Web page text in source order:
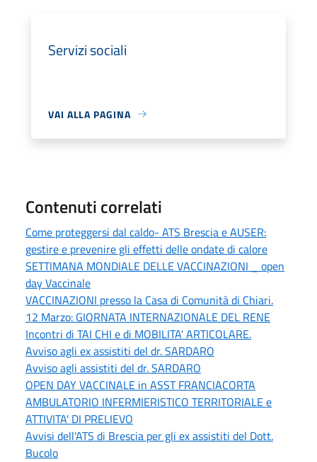
Servizi sociali
VAI ALLA PAGINA
Contenuti correlati
Come proteggersi dal caldo- ATS Brescia e AUSER:
gestire e prevenire gli effetti delle ondate di calore
SETTIMANA MONDIALE DELLE VACCINAZIONI _ open
day Vaccinale
VACCINAZIONI presso la Casa di Comunità di Chiari.
12 Marzo: GIORNATA INTERNAZIONALE DEL RENE
Incontri di TAI CHI e di MOBILITA' ARTICOLARE.
Avviso agli ex assistiti del dr. SARDARO
Avviso agli assistiti del dr. SARDARO
OPEN DAY VACCINALE in ASST FRANCIACORTA
AMBULATORIO INFERMIERISTICO TERRITORIALE e
ATTIVITA' DI PRELIEVO
Avvisi dell'ATS di Brescia per gli ex assistiti del Dott.
Bucolo